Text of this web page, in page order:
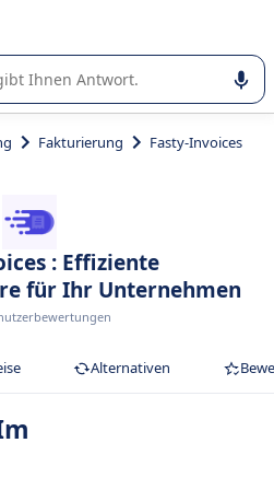
der Nutzung oder Auswahl
Fakturierung Fasty-Invoices
: Effiziente
für Ihr Unternehmen
Alternativen